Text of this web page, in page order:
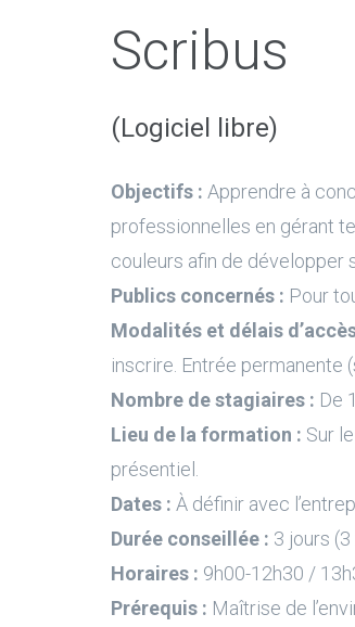
Scribus
(Logiciel libre)
Objectifs : Apprendre à
professionnelles en gérant
couleurs afin de développer
Publics concernés : Pour
Modalités et délais
inscrire. Entrée permanente
Nombre de stagiaires : De
Lieu de la formation : Sur
présentiel.
Dates : À définir avec
Durée conseillée : 3 jours
Horaires : 9h00-12h30 /
Prérequis : Maîtrise de